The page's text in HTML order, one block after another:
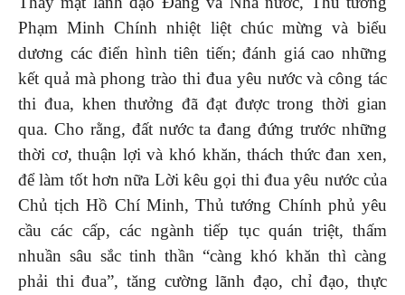
Phạm Minh Chính nhiệt liệt chúc mừng và biểu
dương các điển hình tiên tiến; đánh giá cao những
kết quả mà phong trào thi đua yêu nước và công tác
thi đua, khen thưởng đã đạt được trong thời gian
qua. Cho rằng, đất nước ta đang đứng trước những
thời cơ, thuận lợi và khó khăn, thách thức đan xen,
để làm tốt hơn nữa Lời kêu gọi thi đua yêu nước của
Chủ tịch Hồ Chí Minh, Thủ tướng Chính phủ yêu
cầu các cấp, các ngành tiếp tục quán triệt, thấm
nhuần sâu sắc tinh thần “càng khó khăn thì càng
phải thi đua”, tăng cường lãnh đạo, chỉ đạo, thực